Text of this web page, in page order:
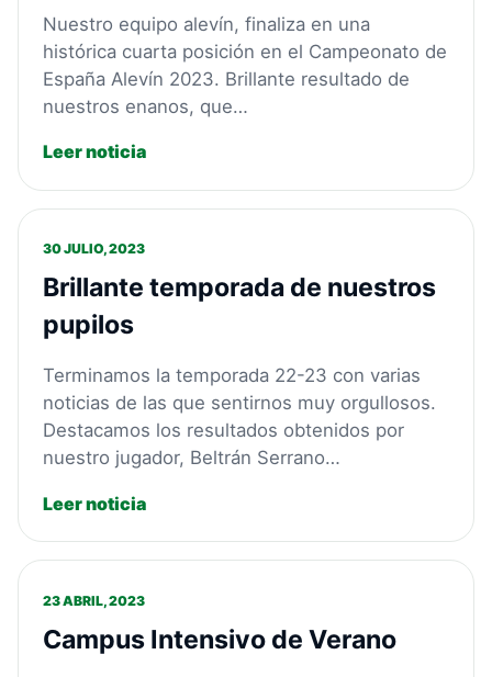
Nuestro equipo alevín, finaliza en una
histórica cuarta posición en el Campeonato de
España Alevín 2023. Brillante resultado de
nuestros enanos, que…
Leer noticia
30 JULIO, 2023
Brillante temporada de nuestros
pupilos
Terminamos la temporada 22-23 con varias
noticias de las que sentirnos muy orgullosos.
Destacamos los resultados obtenidos por
nuestro jugador, Beltrán Serrano…
Leer noticia
23 ABRIL, 2023
Campus Intensivo de Verano